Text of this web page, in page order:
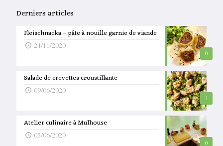
Derniers articles
0
Fleischnacka – pâte à nouille garnie de viande
24/11/2020
1
Salade de crevettes croustillante
09/06/2020
0
Atelier culinaire à Mulhouse
05/06/2020